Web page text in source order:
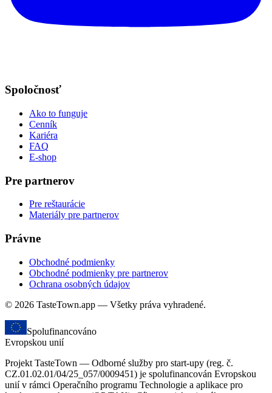
Spoločnosť
Ako to funguje
Cenník
Kariéra
FAQ
E-shop
Pre partnerov
Pre reštaurácie
Materiály pre partnerov
Právne
Obchodné podmienky
Obchodné podmienky pre partnerov
Ochrana osobných údajov
© 2026 TasteTown.app — Všetky práva vyhradené.
Spolufinancováno
Evropskou unií
Projekt TasteTown — Odborné služby pro start-upy (reg. č.
CZ.01.02.01/04/25_057/0009451) je spolufinancován Evropskou
unií v rámci Operačního programu Technologie a aplikace pro